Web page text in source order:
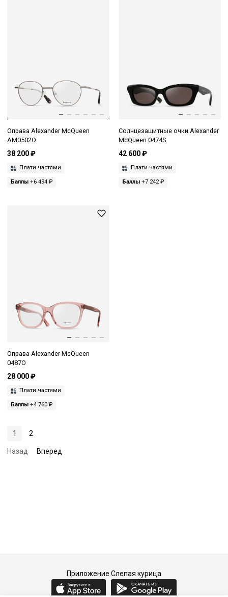
Оправа Alexander McQueen
AM0502O
38 200 ₽
Плати частями
Баллы +6 494 ₽
Солнцезащитные очки Alexander
McQueen 0474S
42 600 ₽
Плати частями
Баллы+7 242 ₽
Оправа Alexander McQueen
0487O
28 000 ₽
Плати частями
Баллы +4 760 ₽
1 2
Назад Вперед
Приложение Слепая курица